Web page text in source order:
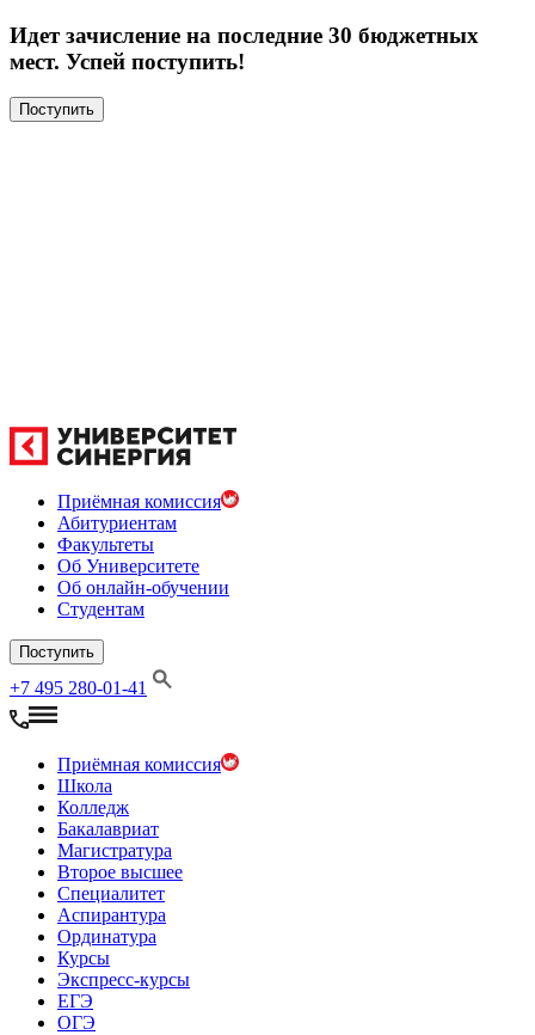
Идет зачисление на последние 30 бюджетных
мест. Успей поступить!
Поступить
Приёмная комиссия
Абитуриентам
Факультеты
Об Университете
Об онлайн-обучении
Студентам
Поступить
+7 495 280-01-41
Приёмная комиссия
Школа
Колледж
Бакалавриат
Магистратура
Второе высшее
Специалитет
Аспирантура
Ординатура
Курсы
Экспресс-курсы
ЕГЭ
ОГЭ